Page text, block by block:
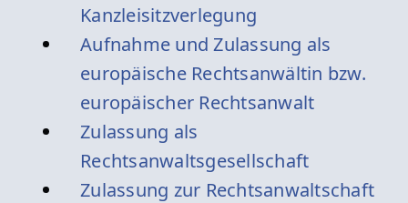
Kanzleisitzverlegung
Aufnahme und Zulassung als
europäische Rechtsanwältin bzw.
europäischer Rechtsanwalt
Zulassung als
Rechtsanwaltsgesellschaft
Zulassung zur Rechtsanwaltschaft